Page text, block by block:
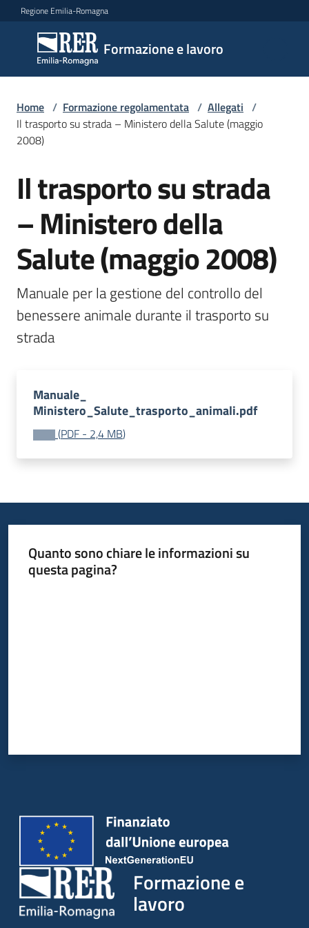
Vai al contenuto
Vai alla navigazione
Vai al footer
Regione Emilia-Romagna
Formazione e lavoro
Formazione
e lavoro
Argomenti
Novità
Servizi
Leggi
Atti
Bandi
Programmi
Progetti
europeo
Plus
Home / Formazione regolamentata / Allegati /
Il trasporto su strada – Ministero della Salute (maggio
2008)
Il trasporto su strada
– Ministero della
Salute (maggio 2008)
Manuale per la gestione del controllo del
benessere animale durante il trasporto su
strada
Manuale_
Ministero_Salute_trasporto_animali.pdf
(PDF - 2,4 MB)
Quanto sono chiare le informazioni su
questa pagina?
Formazione e
lavoro